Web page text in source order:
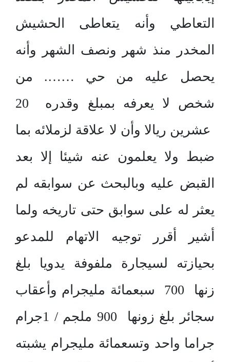
التعاطي وأنه يتعاطى الحشيش
المخدر منذ شهر ونصف الشهر وأنه
يحصل عليه من حي ……. من
شخص لا يعرفه بمبلغ وقدره 20
عشرين ريالا وأن لا علاقة لزملائه بما
ضبط ولا يعلمون عنه شيئا إلا بعد
القبض عليه وبالبحث عن سوابقه لم
يعثر له على سوابق حتى تاريخه ولما
أشير أقرر توجيه الاتهام للمدعو
بحيازته لسيجارة ملفوفة يدويا بلغ
زنها 700 سبعمائة مليجرام وأعقاب
سجائر بلغ زونها 900 ملجم / 1جرام
جراما واحد وتسعمائة مليجرام يشبته